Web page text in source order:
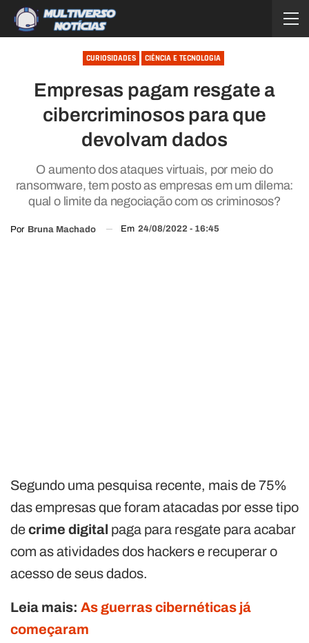
CURIOSIDADES CIÊNCIA E TECNOLOGIA
Empresas pagam resgate a
cibercriminosos para que
devolvam dados
O aumento dos ataques virtuais, por meio do
ransomware, tem posto as empresas em um dilema:
qual o limite da negociação com os criminosos?
Por Bruna Machado Em 24/08/2022 - 16:45
Segundo uma pesquisa recente, mais de 75%
das empresas que foram atacadas por esse tipo
decrime digital paga para resgate para acabar
com as atividades dos hackers e recuperar o
acesso de seus dados.
Leia mais: As guerras cibernéticas já
começaram